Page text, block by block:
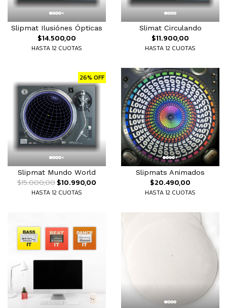
Slipmat Ilusiónes Ópticas
$14.500,00
HASTA 12 CUOTAS
Slimat Circulando
$11.900,00
HASTA 12 CUOTAS
26% OFF
Slipmat Mundo World
$15.000,00$10.990,00
HASTA 12 CUOTAS
Slipmats Animados
$20.490,00
HASTA 12 CUOTAS